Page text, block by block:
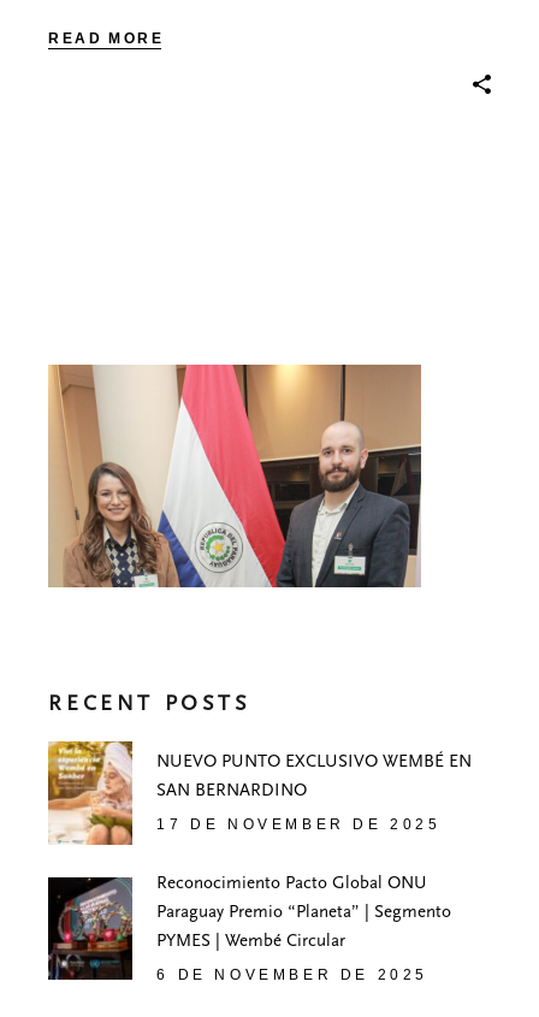
READ MORE
RECENT POSTS
NUEVO PUNTO EXCLUSIVO WEMBÉ EN
SAN BERNARDINO
17 DE NOVEMBER DE 2025
Reconocimiento Pacto Global ONU
Paraguay Premio “Planeta” | Segmento
PYMES | Wembé Circular
6 DE NOVEMBER DE 2025